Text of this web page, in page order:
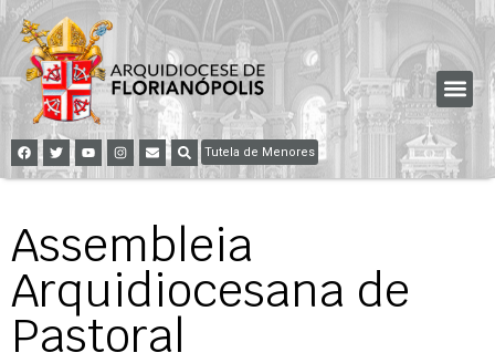
Tutela de Menores
Assembleia
Arquidiocesana de
Pastoral